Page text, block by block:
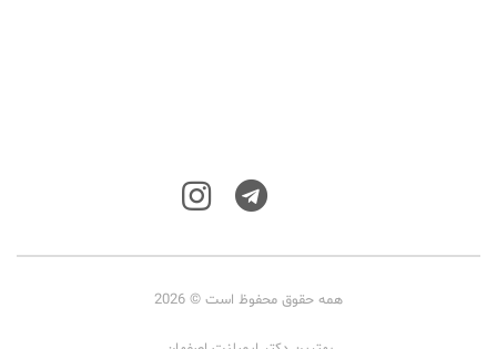
همه حقوق محفوظ است © 2026